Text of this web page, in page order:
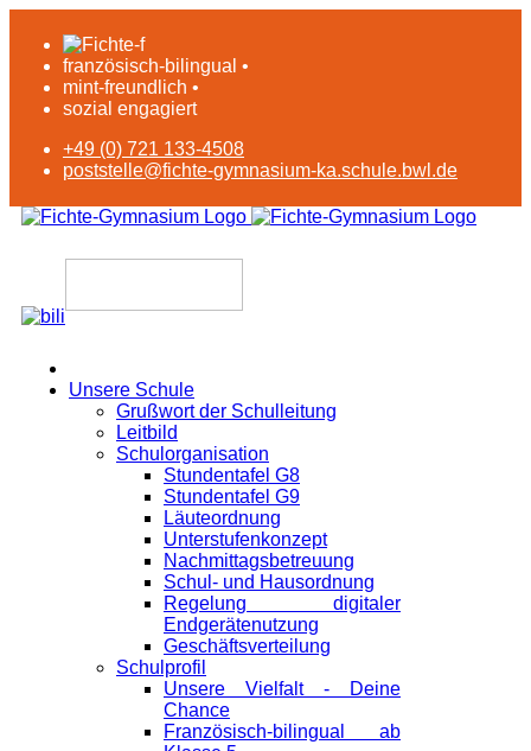
französisch-bilingual •
mint-freundlich •
sozial engagiert
+49 (0) 721 133-4508
poststelle@fichte-gymnasium-ka.schule.bwl.de
Unsere Schule
Grußwort der Schulleitung
Leitbild
Schulorganisation
Stundentafel G8
Stundentafel G9
Läuteordnung
Unterstufenkonzept
Nachmittagsbetreuung
Schul- und Hausordnung
Regelung digitaler
Endgeräte­nutzung
Geschäftsverteilung
Schulprofil
Unsere Vielfalt - Deine
Chance
Französisch-bilingual ab